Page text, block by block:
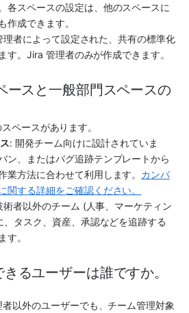
各スペースの設定は、他のスペースに
作成できます。
理者によって設定された、共有の標準化
す。Jira 管理者のみが作成できます。
ースと一般部門スペースの
ペースがあります。
: 開発チーム向けに設計されていま
ン、またはバグ追跡テンプレートから
業方法に合わせて利用します。 カンバ
関する詳細をご確認ください。
術者以外のチーム (人事、マーケティン
、タスク、資産、承認などを追跡する
す。
るユーザーは誰ですか。
者以外のユーザーでも、チーム管理対象